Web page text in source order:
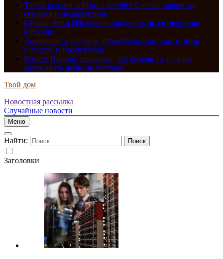
Toyota освежила Prius и хэтчбек Corolla: скромные
обновки и подорожание
Седаны Senat 900 начали продавать по объявлению
в России
Американцы научили автомобиль показывать язык
и ездить за продуктами
Власти Польши признали, что больше не в силах
сдерживать цены на топливо
Твой дом
Новостная рассылка
Случайные новости
Меню
Найти:
Заголовки